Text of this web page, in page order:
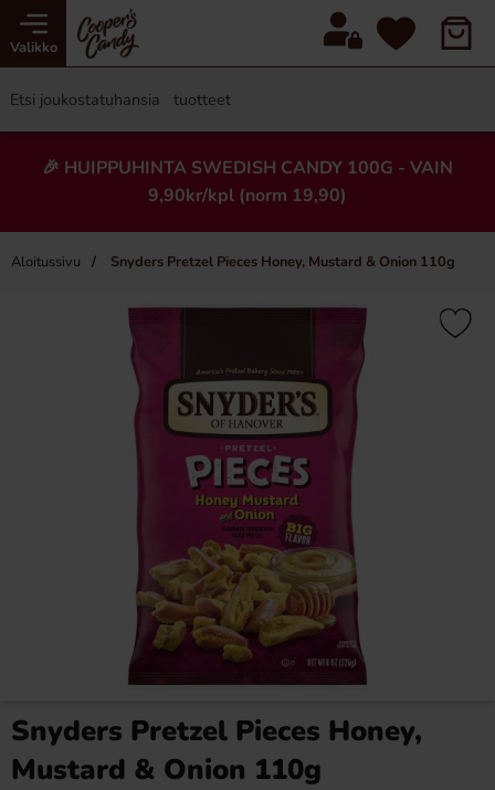
Valikko
🎉 HUIPPUHINTA SWEDISH CANDY 100G - VAIN
9,90kr/kpl (norm 19,90)
Aloitussivu Snyders Pretzel Pieces Honey, Mustard & Onion 110g
×
Fazer Viol Tablettipussi 38g Fanta Crimson Cherry 50cl
Snyders Pretzel Pieces Honey,
Mustard & Onion 110g